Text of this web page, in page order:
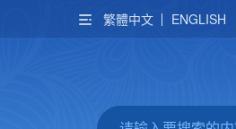
繁體中文 ENGLISH